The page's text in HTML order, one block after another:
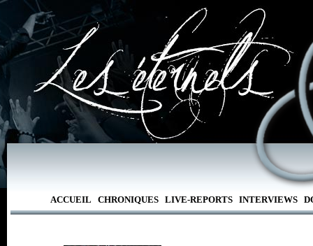
ACCUEIL CHRONIQUES LIVE-REPORTS INTERVIEWS